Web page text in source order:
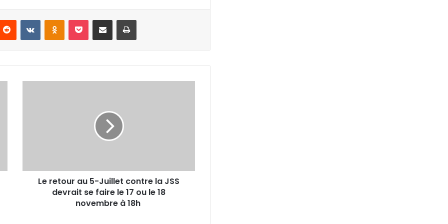
Reddit VKontakteOdnoklassniki
Pocket Partager par email Imprimer
devrait
Le retour au 5-Juillet contre la JSS
devrait se faire le 17 ou le 18
novembre à 18h